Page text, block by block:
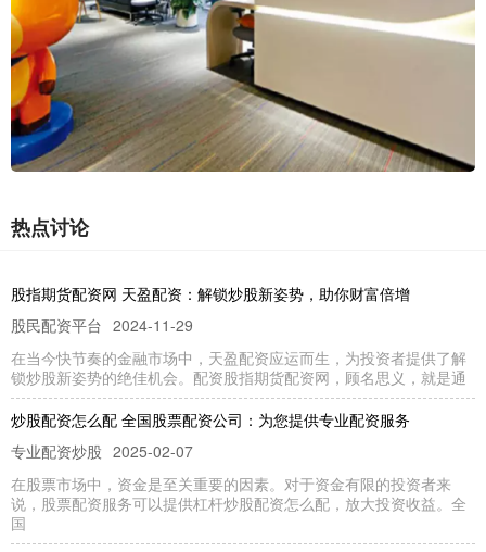
热点讨论
股指期货配资网 天盈配资：解锁炒股新姿势，助你财富倍增
股民配资平台 2024-11-29
在当今快节奏的金融市场中，天盈配资应运而生，为投资者提供了解
锁炒股新姿势的绝佳机会。配资股指期货配资网，顾名思义，就是通
炒股配资怎么配 全国股票配资公司：为您提供专业配资服务
专业配资炒股 2025-02-07
在股票市场中，资金是至关重要的因素。对于资金有限的投资者来
说，股票配资服务可以提供杠杆炒股配资怎么配，放大投资收益。全
国